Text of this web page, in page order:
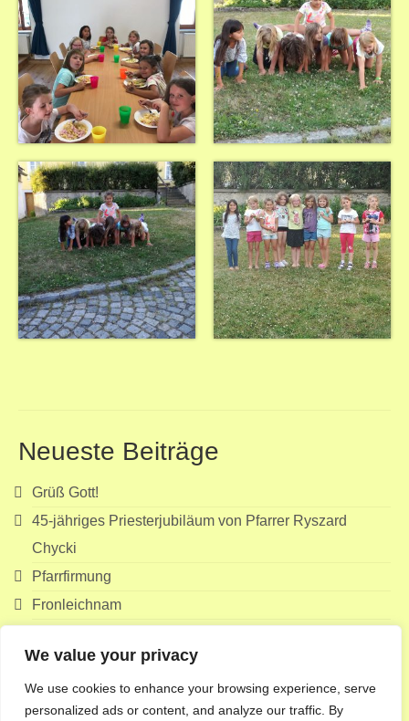
We value your privacy
We use cookies to enhance your browsing experience, serve
personalized ads or content, and analyze our traffic. By
Neueste Beiträge
Grüß Gott!
45-jähriges Priesterjubiläum von Pfarrer Ryszard
Chycki
Pfarrfirmung
Fronleichnam
Suchen